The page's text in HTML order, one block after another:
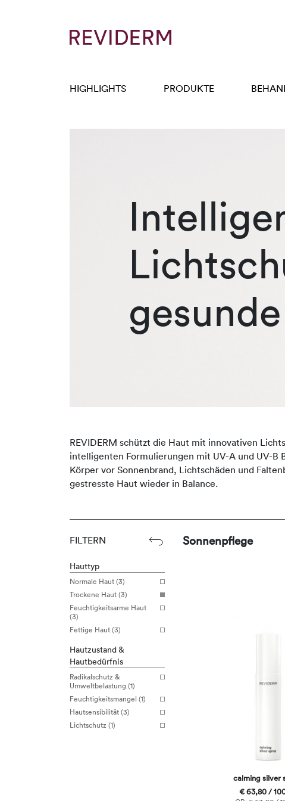
HIGHLIGHTS PRODUKTE
REVIDERM schützt die Haut mit innovativen
intelligenten Formulierungen mit UV-A und UV-
Körper vor Sonnenbrand, Lichtschäden und
gestresste Haut wieder in Balance.
FILTERN
Hauttyp
Normale Haut (3)
Trockene Haut (3)
Feuchtigkeitsarme Haut
(3)
Fettige Haut (3)
Hautzustand &
Hautbedürfnis
Radikalschutz &
Umweltbelastung (1)
Feuchtigkeitsmangel (1)
Hautsensibilität (3)
Lichtschutz (1)
Sonnenpflege
calming silver
€ 63,80 /